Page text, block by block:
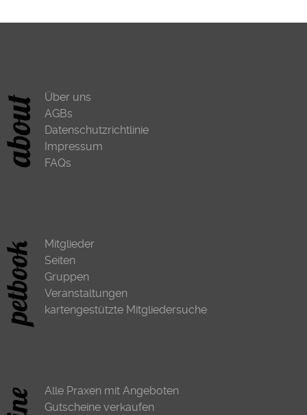
Über uns
AGBs
Datenschutzrichtlinie
Impressum
FAQs
Mitglieder
Seiten
Gruppen
Veranstaltungen
kartengestützte Mitgliedersuche
Alle Praxen mit Angeboten
Gutscheine verkaufen